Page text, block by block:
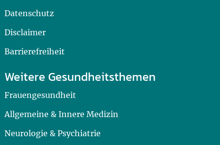
Datenschutz
Disclaimer
Barrierefreiheit
Weitere Gesundheitsthemen
Frauengesundheit
Allgemeine & Innere Medizin
Neurologie & Psychiatrie